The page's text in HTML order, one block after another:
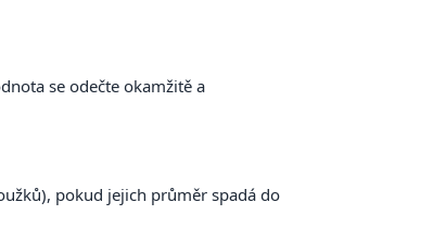
se odečte okamžitě a
pokud jejich průměr spadá do